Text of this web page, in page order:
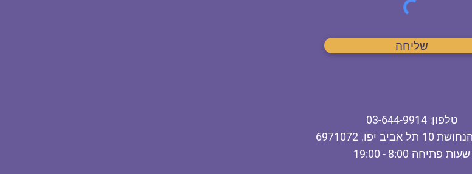
טלפון:
03-644-9914
תל אביב יפו, 6971072
שעות פתיחה 8:00 - 19:00
שליחה